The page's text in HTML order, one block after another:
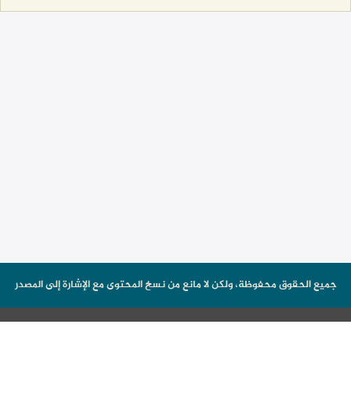
جميع الحقوق محفوظة، ولكن لا مانع من نسخ المحتوى مع الإشارة إلى المصدر